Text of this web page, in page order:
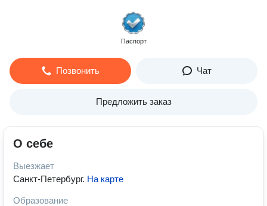
Паспорт
Позвонить Чат
Предложить заказ
О себе
Выезжает
Санкт-Петербург. На карте
Образование